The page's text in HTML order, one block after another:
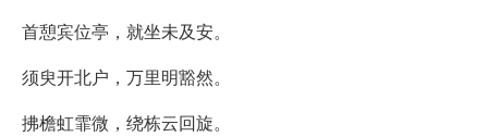
首憩宾位亭，就坐未及安。
须臾开北户，万里明豁然。
拂檐虹霏微，绕栋云回旋。